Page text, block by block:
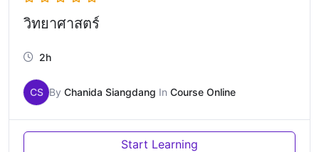
วิทยาศาสตร์
2h
CS By Chanida Siangdang In Course Online
Start Learning